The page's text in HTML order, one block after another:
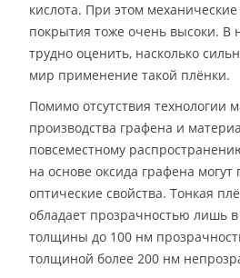
кислота. При этом
покрытия тоже очень высоки. В
трудно оценить, насколько
мир применение такой плёнки.
Помимо отсутствия технологии
производства графена и
повсеместному
на основе оксида графена
оптические свойства. Тонкая
обладает прозрачностью лишь
толщины до 100 нм
толщиной более 200 нм